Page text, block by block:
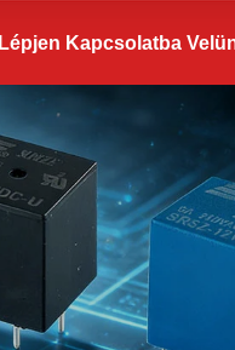
Lépjen Kapcsolatba